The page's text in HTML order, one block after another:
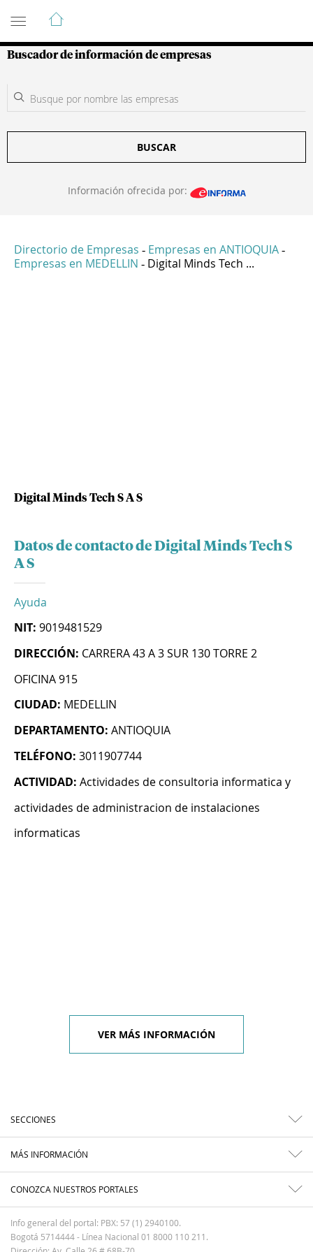
Guía de Empresas Colombianas
Buscador de información de empresas
BUSCAR
Información ofrecida por:
Directorio de Empresas - Empresas en ANTIOQUIA -
Empresas en MEDELLIN - Digital Minds Tech ...
Digital Minds Tech S A S
Datos de contacto de Digital Minds Tech S
A S
Ayuda
NIT: 9019481529
DIRECCIÓN: CARRERA 43 A 3 SUR 130 TORRE 2
OFICINA 915
CIUDAD: MEDELLIN
DEPARTAMENTO: ANTIOQUIA
TELÉFONO: 3011907744
ACTIVIDAD: Actividades de consultoria informatica y
actividades de administracion de instalaciones
informaticas
VER MÁS INFORMACIÓN
SECCIONES
MÁS INFORMACIÓN
CONOZCA NUESTROS PORTALES
Info general del portal: PBX: 57 (1) 2940100.
Bogotá 5714444 - Línea Nacional 01 8000 110 211.